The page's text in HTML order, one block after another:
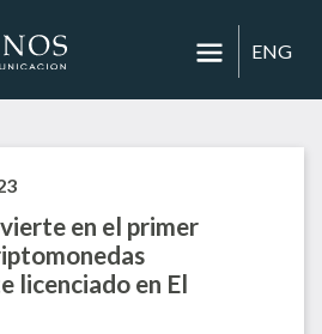
ENG
en el primer
licenciado en El